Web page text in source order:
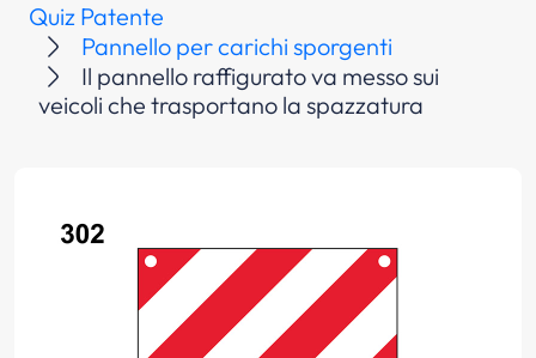
Quiz Patente
Pannello per carichi sporgenti
Il pannello raffigurato va messo sui
veicoli che trasportano la spazzatura